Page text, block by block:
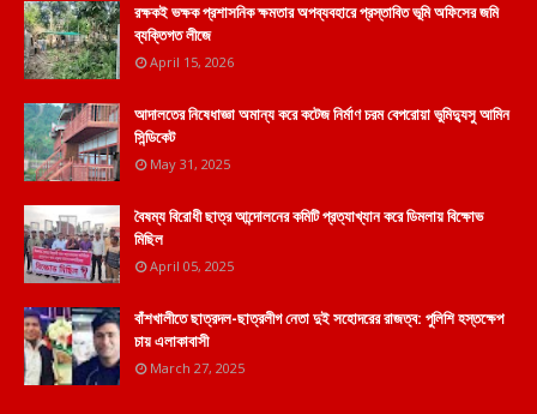
রক্ষকই ভক্ষক প্রশাসনিক ক্ষমতার অপব্যবহারে প্রস্তাবিত ভূমি অফিসের জমি
ব্যক্তিগত লীজে
April 15, 2026
আদালতের নিষেধাজ্ঞা অমান্য করে কটেজ নির্মাণ চরম বেপরোয়া ভুমিদ্যুসু আমিন
সিন্ডিকেট
May 31, 2025
বৈষম্য বিরোধী ছাত্র আন্দোলনের কমিটি প্রত্যাখ্যান করে ডিমলায় বিক্ষোভ
মিছিল
April 05, 2025
বাঁশখালীতে ছাত্রদল-ছাত্রলীগ নেতা দুই সহোদরের রাজত্ব: পুলিশি হস্তক্ষেপ
চায় এলাকাবাসী
March 27, 2025